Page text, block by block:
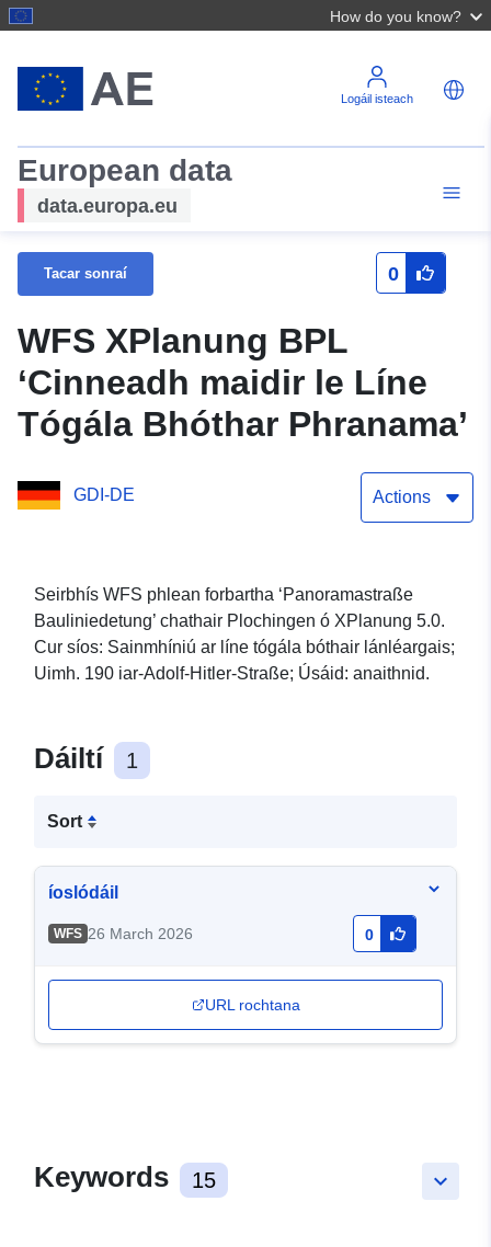
How do you know?
Logáil isteach
European data
data.europa.eu
Tacar sonraí 0
WFS XPlanung BPL
‘Cinneadh maidir le Líne
Tógála Bhóthar Phranama’
GDI-DE Actions
Seirbhís WFS phlean forbartha ‘Panoramastraße
Bauliniedetung’ chathair Plochingen ó XPlanung 5.0.
Cur síos: Sainmhíniú ar líne tógála bóthair lánléargais;
Uimh. 190 iar-Adolf-Hitler-Straße; Úsáid: anaithnid.
Dáiltí 1
Sort
íoslódáil
WFS 26 March 2026 0
URL rochtana
keyboard_arrow_down
Keywords 15